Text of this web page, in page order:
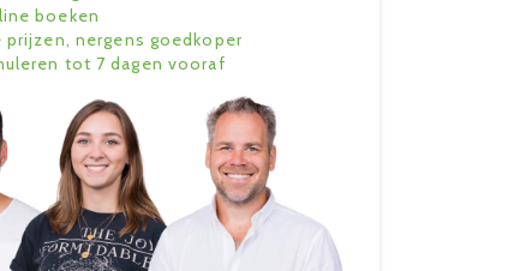
boeken
prijzen, nergens goedkoper
tot 7 dagen vooraf